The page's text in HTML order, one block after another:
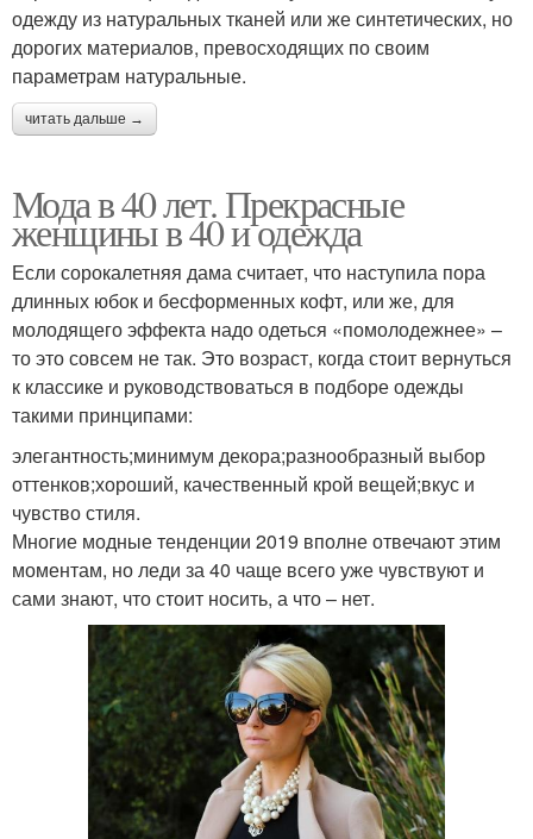
одежду из натуральных тканей или же синтетических, но
дорогих материалов, превосходящих по своим
параметрам натуральные.
читать дальше →
Мода в 40 лет. Прекрасные
женщины в 40 и одежда
Если сорокалетняя дама считает, что наступила пора
длинных юбок и бесформенных кофт, или же, для
молодящего эффекта надо одеться «помолодежнее» –
то это совсем не так. Это возраст, когда стоит вернуться
к классике и руководствоваться в подборе одежды
такими принципами:
элегантность;минимум декора;разнообразный выбор
оттенков;хороший, качественный крой вещей;вкус и
чувство стиля.
Многие модные тенденции 2019 вполне отвечают этим
моментам, но леди за 40 чаще всего уже чувствуют и
сами знают, что стоит носить, а что – нет.